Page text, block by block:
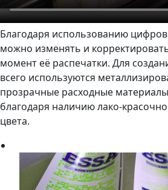
Благодаря использованию
можно изменять и
момент её распечатки. Для
всего используются
прозрачные расходные
благодаря наличию лако-
цвета.